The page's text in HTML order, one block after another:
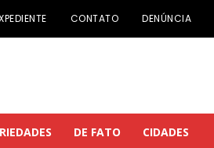
CONTATO DENÚNCIA
DE FATO CIDADES